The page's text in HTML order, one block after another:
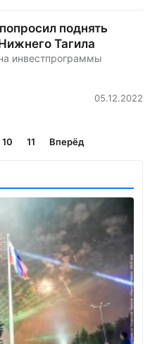
поднять
Тагила
инвестпрограммы
05.12.2022
10 11 Вперёд